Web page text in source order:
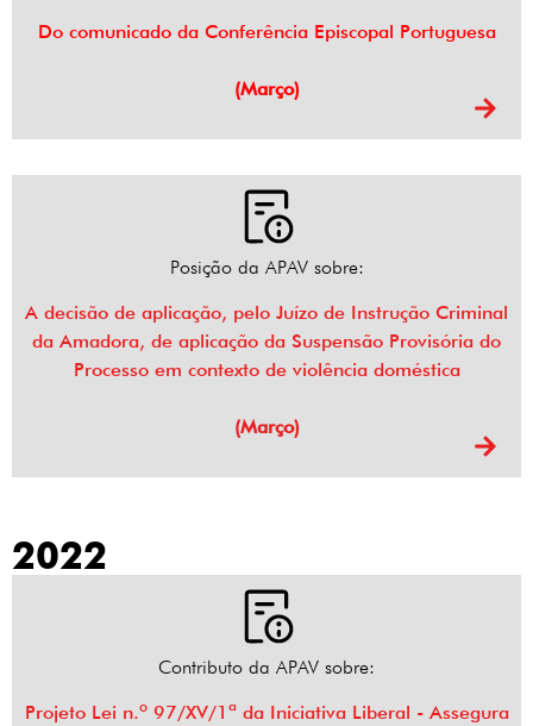
Do comunicado da Conferência Episcopal Portuguesa
(Março)
Posição da APAV sobre:
A decisão de aplicação, pelo Juízo de Instrução Criminal
da Amadora, de aplicação da Suspensão Provisória do
Processo em contexto de violência doméstica
(Março)
2022
Contributo da APAV sobre:
Projeto Lei n.º 97/XV/1ª da Iniciativa Liberal - Assegura